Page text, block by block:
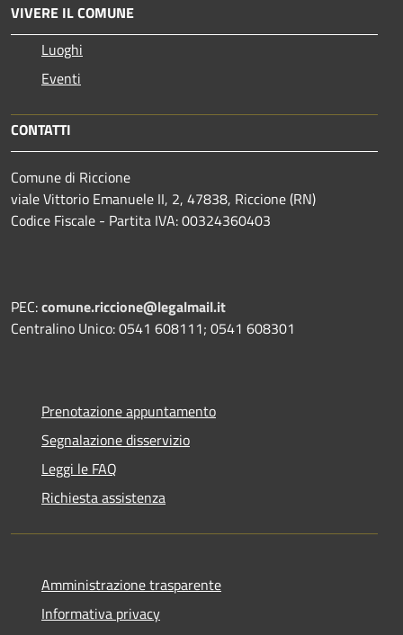
VIVERE IL COMUNE
Luoghi
Eventi
CONTATTI
Comune di Riccione
viale Vittorio Emanuele II, 2, 47838, Riccione (RN)
Codice Fiscale - Partita IVA: 00324360403
PEC:comune.riccione@legalmail.it
Centralino Unico: 0541 608111; 0541 608301
Prenotazione appuntamento
Segnalazione disservizio
Leggi le FAQ
Richiesta assistenza
Amministrazione trasparente
Informativa privacy